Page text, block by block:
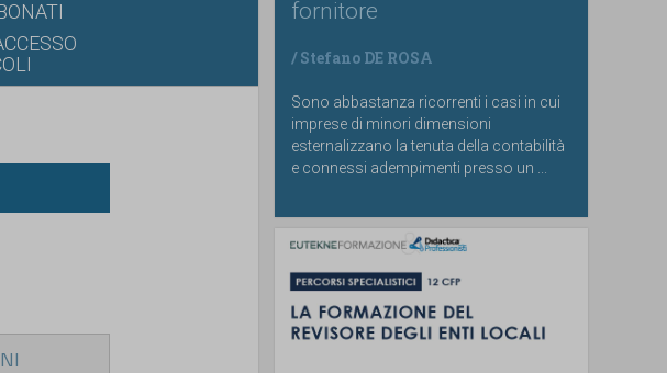
fornitore
/Stefano DE ROSA
Sono abbastanza ricorrenti i casi in cui
imprese di minori dimensioni
esternalizzano la tenuta della contabilità
e connessi adempimenti presso un ...